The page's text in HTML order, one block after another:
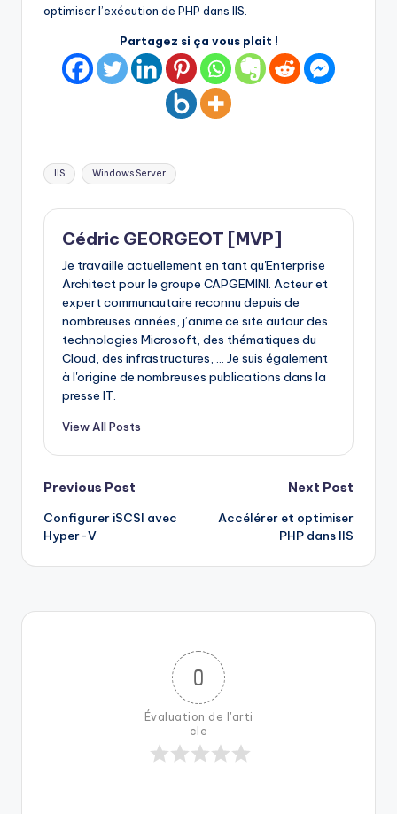
optimiser l’exécution de PHP dans IIS.
Partagez si ça vous plait !
Tags:
IIS Windows Server
Cédric GEORGEOT [MVP]
Je travaille actuellement en tant qu'Enterprise
Architect pour le groupe CAPGEMINI. Acteur et
expert communautaire reconnu depuis de
nombreuses années, j’anime ce site autour des
technologies Microsoft, des thématiques du
Cloud, des infrastructures, ... Je suis également
à l'origine de nombreuses publications dans la
presse IT.
View All Posts
Post
navigation
Previous Post
Configurer iSCSI avec
Hyper-V
Next Post
Accélérer et optimiser
PHP dans IIS
0
Évaluation de l'arti
cle